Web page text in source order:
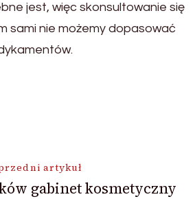
jest, więc skonsultowanie się
sami nie możemy dopasować
artykuł
gabinet kosmetyczny